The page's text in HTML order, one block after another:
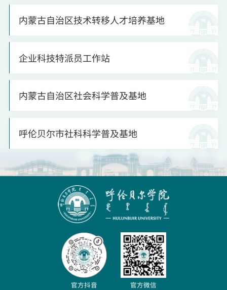
内蒙古自治区技术转移人才培养基地
企业科技特派员工作站
内蒙古自治区社会科学普及基地
呼伦贝尔市社科科学普及基地
官方抖音 官方微信